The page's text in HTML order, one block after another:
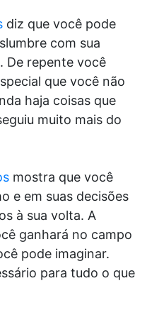
diz que você pode
com sua
De repente você
que você não
haja coisas que
muito mais do
mostra que você
e em suas decisões
à sua volta. A
ganhará no campo
pode imaginar.
para tudo o que